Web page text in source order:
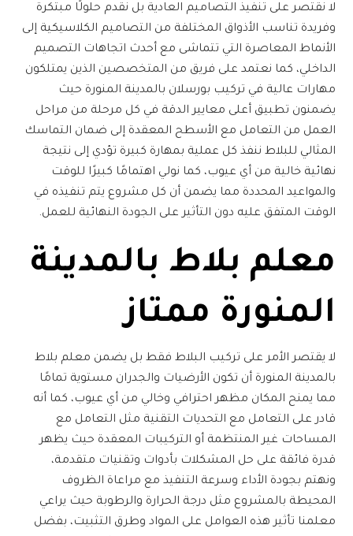
لا نقتصر على تنفيذ التصاميم العادية بل نقدم حلولًا مبتكرة
وفريدة تناسب الأذواق المختلفة من التصاميم الكلاسيكية إلى
الأنماط المعاصرة التي تتماشى مع أحدث اتجاهات التصميم
الداخلي، كما نعتمد على فريق من المتخصصين الذين يمتلكون
مهارات عالية في تركيب بورسلان بالمدينة المنورة حيث
يضمنون تطبيق أعلى معايير الدقة في كل مرحلة من مراحل
العمل من التعامل مع الأسطح المعقدة إلى ضمان التماسك
المثالي للبلاط ننفذ كل عملية بمهارة كبيرة تؤدي إلى نتيجة
نهائية خالية من أي عيوب، كما نولي اهتمامًا كبيرًا للوقت
والمواعيد المحددة مما يضمن أن كل مشروع يتم تنفيذه في
الوقت المتفق عليه دون التأثير على الجودة النهائية للعمل.
معلم بلاط بالمدينة
المنورة ممتاز
لا يقتصر الأمر على تركيب البلاط فقط بل يضمن معلم بلاط
بالمدينة المنورة أن تكون الأرضيات والجدران مستوية تمامًا
مما يمنح المكان مظهر احترافي وخالي من أي عيوب، كما أنه
قادر على التعامل مع التحديات التقنية مثل التعامل مع
المساحات غير المنتظمة أو التركيبات المعقدة حيث يظهر
قدرة فائقة على حل المشكلات بأدوات وتقنيات متقدمة،
ونهتم بجودة الأداء وسرعة التنفيذ مع مراعاة الظروف
المحيطة بالمشروع مثل درجة الحرارة والرطوبة حيث يراعي
معلمنا تأثير هذه العوامل على المواد وطرق التثبيت، بفضل